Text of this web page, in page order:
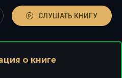
СЛУШАТЬ КНИГУ
о книге